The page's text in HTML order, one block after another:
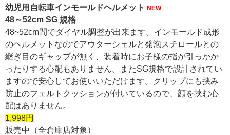
幼児用自転車インモールドヘルメット NEW
48～52cm SG 規格
48~52cm間でダイヤル調整が出来ます。インモールド成形
のヘルメットなのでアウターシェルと発泡スチロールとの
継ぎ目のギャップが無く、装着時にお子様の指が引っかか
ったりする心配もありません。またSG規格で設計されてい
ますので安心してお使いいただけます。クリップにも挟み
防止のフェルトクッションが付いているので、顔を挟む心
配はありません。
1,998円
販売中（全倉庫店対象）